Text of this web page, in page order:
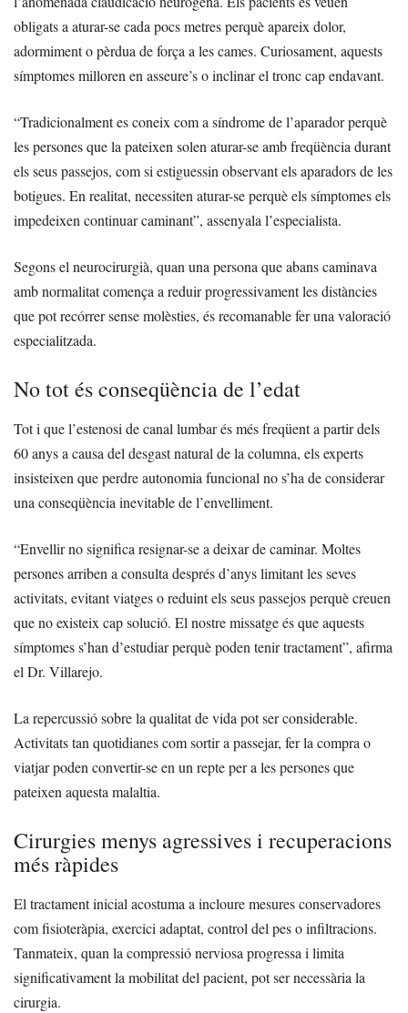
obligats a aturar-se cada pocs metres perquè apareix dolor,
adormiment o pèrdua de força a les cames. Curiosament, aquests
símptomes milloren en asseure’s o inclinar el tronc cap endavant.
“Tradicionalment es coneix com a síndrome de l’aparador perquè
les persones que la pateixen solen aturar-se amb freqüència durant
els seus passejos, com si estiguessin observant els aparadors de les
botigues. En realitat, necessiten aturar-se perquè els símptomes els
impedeixen continuar caminant”, assenyala l’especialista.
Segons el neurocirurgià, quan una persona que abans caminava
amb normalitat comença a reduir progressivament les distàncies
que pot recórrer sense molèsties, és recomanable fer una valoració
especialitzada.
No tot és conseqüència de l’edat
Tot i que l’estenosi de canal lumbar és més freqüent a partir dels
60 anys a causa del desgast natural de la columna, els experts
insisteixen que perdre autonomia funcional no s’ha de considerar
una conseqüència inevitable de l’envelliment.
“Envellir no significa resignar-se a deixar de caminar. Moltes
persones arriben a consulta després d’anys limitant les seves
activitats, evitant viatges o reduint els seus passejos perquè creuen
que no existeix cap solució. El nostre missatge és que aquests
símptomes s’han d’estudiar perquè poden tenir tractament”, afirma
el Dr. Villarejo.
La repercussió sobre la qualitat de vida pot ser considerable.
Activitats tan quotidianes com sortir a passejar, fer la compra o
viatjar poden convertir-se en un repte per a les persones que
pateixen aquesta malaltia.
Cirurgies menys agressives i recuperacions
més ràpides
El tractament inicial acostuma a incloure mesures conservadores
com fisioteràpia, exercici adaptat, control del pes o infiltracions.
Tanmateix, quan la compressió nerviosa progressa i limita
significativament la mobilitat del pacient, pot ser necessària la
cirurgia.